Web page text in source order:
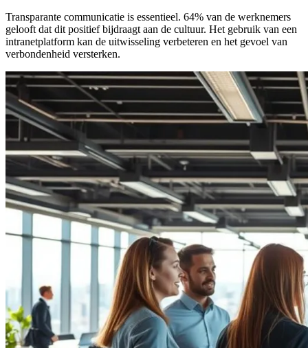
Transparante communicatie is essentieel. 64% van de werknemers
gelooft dat dit positief bijdraagt aan de cultuur. Het gebruik van een
intranetplatform kan de uitwisseling verbeteren en het gevoel van
verbondenheid versterken.